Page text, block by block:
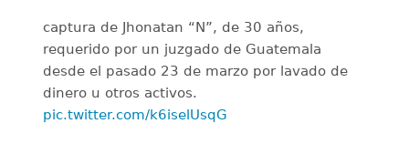
captura de Jhonatan “N”, de 30 años,
requerido por un juzgado de Guatemala
desde el pasado 23 de marzo por lavado de
dinero u otros activos.
pic.twitter.com/k6iselUsqG